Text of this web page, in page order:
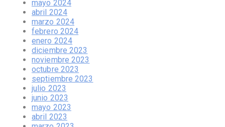
mayo 2024
abril 2024
marzo 2024
febrero 2024
enero 2024
diciembre 2023
noviembre 2023
octubre 2023
septiembre 2023
julio 2023
junio 2023
mayo 2023
abril 2023